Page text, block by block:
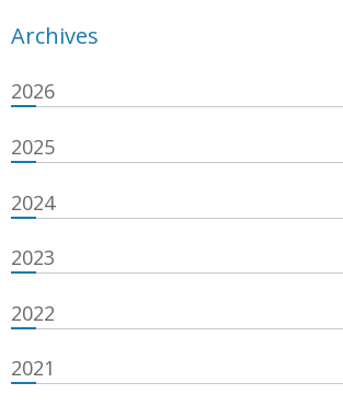
Archives
2026
2025
2024
2023
2022
2021